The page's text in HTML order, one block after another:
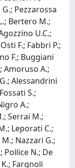
Pezzarossa
Bertero M.;
U.C.;
F.; Fabbri P.;
F.; Buggiani
Amoruso A.;
Alessandrini
S.;
A.;
Serrai M.;
Leporati C.;
Nazzari G.;
Pollice N.; De
Fargnoli